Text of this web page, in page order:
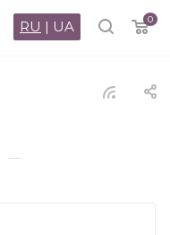
0
RU | UA
—